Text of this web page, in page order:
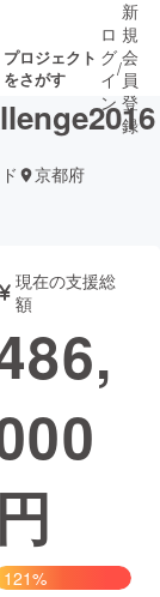
プロジェクト
をさがす
ゲーム・サ
書籍・雑誌
ロ
グ
イ
ン
/
新
規
会
員
登
録
京都府
現在の支援総
額
円
121%